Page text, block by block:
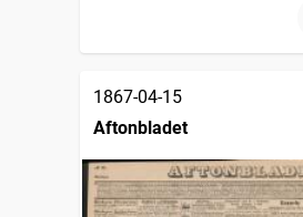
1867-04-15
Aftonbladet